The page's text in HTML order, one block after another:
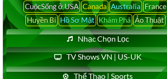
CuộcSống ở USA Canada Australia France
Huyền Bí Hồ Sơ Mật Khám Phá Ảo Thuật
Nhạc Chọn Lọc
TV Shows VN | US-UK
Thể Thao | Sports